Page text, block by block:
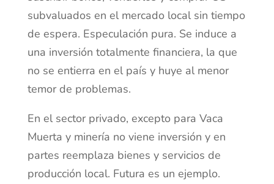
subvaluados en el mercado local sin tiempo
de espera. Especulación pura. Se induce a
una inversión totalmente financiera, la que
no se entierra en el país y huye al menor
temor de problemas.
En el sector privado, excepto para Vaca
Muerta y minería no viene inversión y en
partes reemplaza bienes y servicios de
producción local. Futura es un ejemplo.